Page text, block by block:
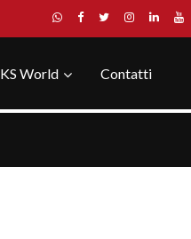
KS World Contatti